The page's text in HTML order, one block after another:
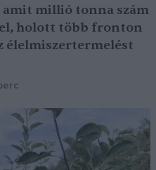
amit millió tonna szám
holott több fronton
élelmiszertermelést